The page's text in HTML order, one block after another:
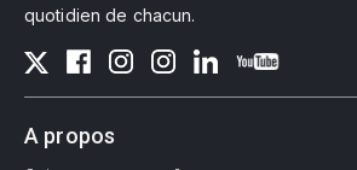
quotidien de chacun.
A propos